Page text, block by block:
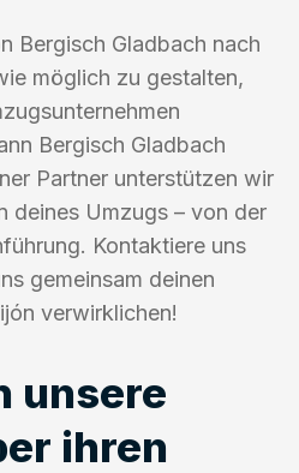
Bergisch Gladbach nach
möglich zu gestalten,
Bergisch Gladbach
Partner unterstützen wir
deines Umzugs – von der
Kontaktiere uns
gemeinsam deinen
verwirklichen!
unsere
ihren